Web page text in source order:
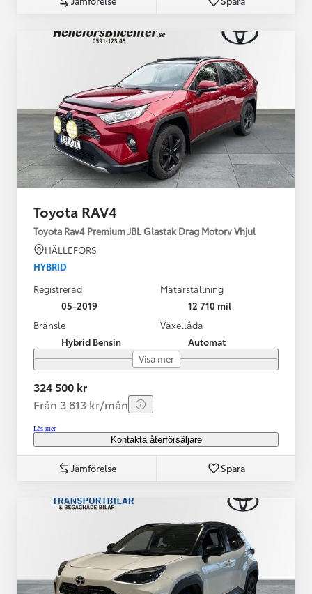
Toyota RAV4
Toyota Rav4 Premium JBL Glastak Drag Motorv Vhjul
HÄLLEFORS
HYBRID
Registrerad
05-2019
Mätarställning
12 710 mil
Bränsle
Hybrid Bensin
Växellåda
Automat
Visa mer
324 500 kr
Från 3 813 kr/mån
Läs mer
Kontakta återförsäljare
Jämförelse Spara